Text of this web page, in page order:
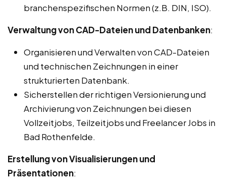
branchenspezifischen Normen (z.B. DIN, ISO).
Verwaltung von CAD-Dateien und Datenbanken:
Organisieren und Verwalten von CAD-Dateien
und technischen Zeichnungen in einer
strukturierten Datenbank.
Sicherstellen der richtigen Versionierung und
Archivierung von Zeichnungen bei diesen
Vollzeitjobs, Teilzeitjobs und Freelancer Jobs in
Bad Rothenfelde.
Erstellung von Visualisierungen und
Präsentationen: